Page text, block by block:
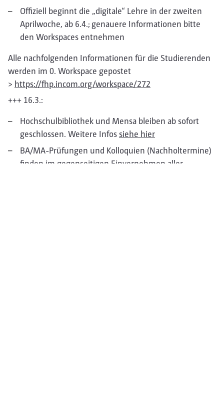
Offiziell beginnt die „digitale“ Lehre in der zweiten
Aprilwoche, ab 6.4.; genauere Informationen bitte
den Workspaces entnehmen
Alle nachfolgenden Informationen für die Studierenden
werden im 0. Workspace gepostet
> https://fhp.incom.org/workspace/272
+++ 16.3.:
Hochschulbibliothek und Mensa bleiben ab sofort
geschlossen. Weitere Infos siehe hier
BA/MA-Prüfungen und Kolloquien (Nachholtermine)
finden im gegenseitigen Einvernehmen aller